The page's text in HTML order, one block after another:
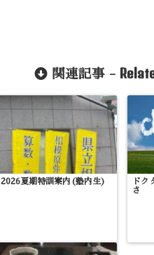
関連記事 -
2026夏期特訓案内(塾内生)
ドク
さ